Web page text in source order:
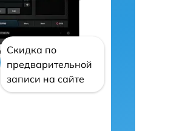
Скидка по
предварительной
записи на сайте